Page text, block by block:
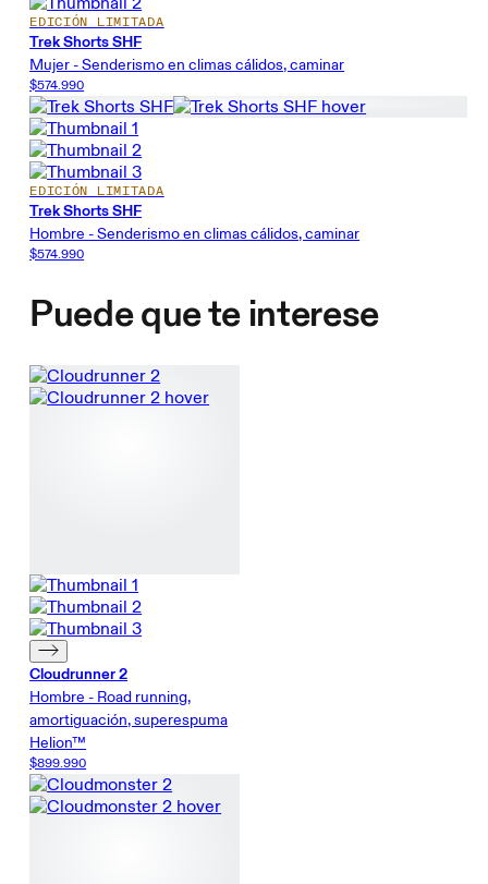
EDICIÓN LIMITADA
Trek Shorts SHF
Mujer - Senderismo en climas cálidos, caminar
$574.990
EDICIÓN LIMITADA
Trek Shorts SHF
Hombre - Senderismo en climas cálidos, caminar
$574.990
Puede que te interese
Cloudrunner 2
Hombre - Road running,
amortiguación, superespuma
Helion™
$899.990